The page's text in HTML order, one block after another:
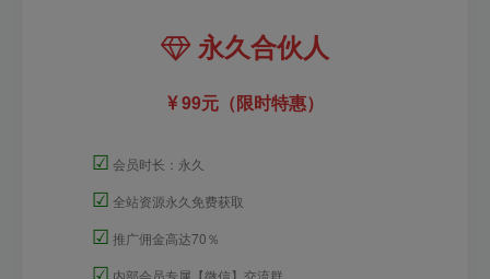
永久合伙人
99元（限时特惠）
☑ 会员时长：永久
☑ 全站资源永久免费获取
☑ 推广佣金高达70％
☑ 内部会员专属【微信】交流群